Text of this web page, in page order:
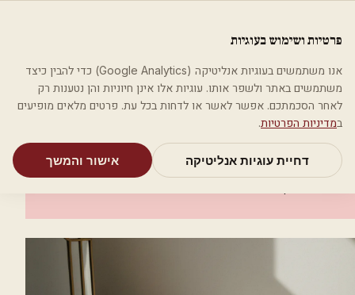
מאמריםקטגוריותחיפושאודות
בית קטגוריות אסתטיקה רפואית Tahel Altman
אסתטיקה רפואית
Tahel Altman
פרטיות ושימוש בעוגיות
אנו משתמשים בעוגיות אנליטיקה (Google Analytics) כדי להבין כיצד
משתמשים באתר ולשפר אותו. עוגיות אלו אינן חיוניות והן נטענות רק
לאחר הסכמתכם. אפשר לאשר או לדחות בכל עת. פרטים מלאים מופיעים
במדיניות הפרטיות.
דחיית עוגיות אנליטיקה אישור והמשך